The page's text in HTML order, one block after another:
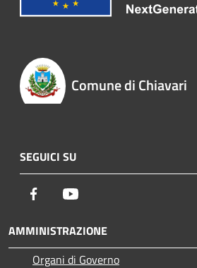
Comune di Chiavari
SEGUICI SU
Facebook
AMMINISTRAZIONE
Organi di Governo